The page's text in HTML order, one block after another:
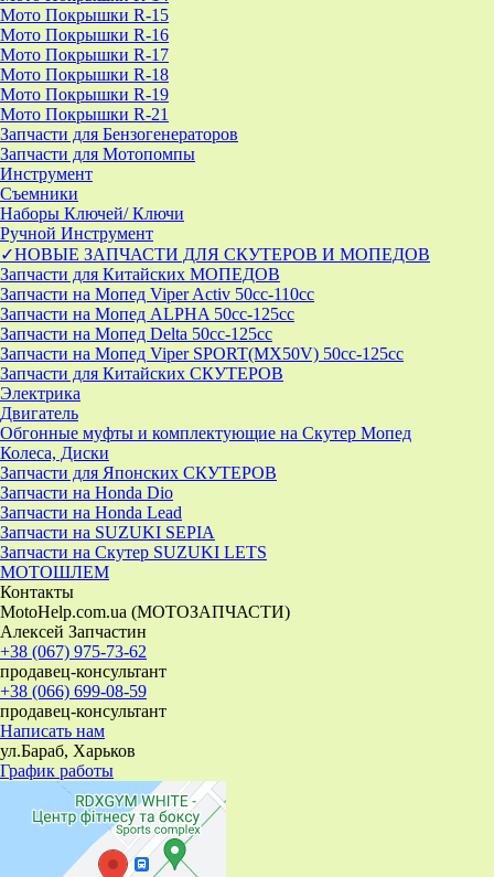
Мото Покрышки R-15
Мото Покрышки R-16
Мото Покрышки R-17
Мото Покрышки R-18
Мото Покрышки R-19
Мото Покрышки R-21
Запчасти для Бензогенераторов
Запчасти для Мотопомпы
Инструмент
Съемники
Наборы Ключей/ Ключи
Ручной Инструмент
✓НОВЫЕ ЗАПЧАСТИ ДЛЯ СКУТЕРОВ И МОПЕДОВ
Запчасти для Китайских МОПЕДОВ
Запчасти на Мопед Viper Activ 50cc-110cc
Запчасти на Мопед ALPHA 50cc-125cc
Запчасти на Мопед Delta 50cc-125cc
Запчасти на Мопед Viper SPORT(MX50V) 50cc-125cc
Запчасти для Китайских СКУТЕРОВ
Электрика
Двигатель
Обгонные муфты и комплектующие на Скутер Мопед
Колеса, Диски
Запчасти для Японских СКУТЕРОВ
Запчасти на Honda Dio
Запчасти на Honda Lead
Запчасти на SUZUKI SEPIA
Запчасти на Скутер SUZUKI LETS
МОТОШЛЕМ
Контакты
MotoHelp.com.ua (МОТОЗАПЧАСТИ)
Алексей Запчастин
+38 (067) 975-73-62
продавец-консультант
+38 (066) 699-08-59
продавец-консультант
Написать нам
ул.Бараб, Харьков
График работы